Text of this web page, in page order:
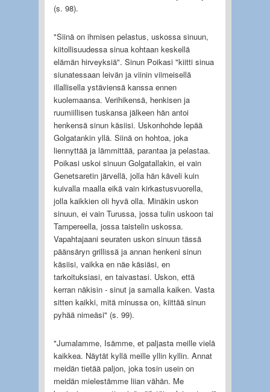
(s. 98).
"Siinä on ihmisen pelastus, uskossa sinuun,
kiitollisuudessa sinua kohtaan keskellä
elämän hirveyksiä". Sinun Poikasi "kiitti sinua
siunatessaan leivän ja viinin viimeisellä
illallisella ystäviensä kanssa ennen
kuolemaansa. Verihikensä, henkisen ja
ruumiillisen tuskansa jälkeen hän antoi
henkensä sinun käsiisi. Uskonhohde lepää
Golgatankin yllä. Siinä on hohtoa, joka
liennyttää ja lämmittää, parantaa ja pelastaa.
Poikasi uskoi sinuun Golgatallakin, ei vain
Genetsaretin järvellä, jolla hän käveli kuin
kuivalla maalla eikä vain kirkastusvuorella,
jolla kaikkien oli hyvä olla. Minäkin uskon
sinuun, ei vain Turussa, jossa tulin uskoon tai
Tampereella, jossa taistelin uskossa.
Vapahtajaani seuraten uskon sinuun tässä
päänsäryn grillissä ja annan henkeni sinun
käsiisi, vaikka en näe käsiäsi, en
tarkoituksiasi, en taivastasi. Uskon, että
kerran näkisin - sinut ja samalla kaiken. Vasta
sitten kaikki, mitä minussa on, kiittää sinun
pyhää nimeäsi" (s. 99).
"Jumalamme, Isämme, et paljasta meille vielä
kaikkea. Näytät kyllä meille yllin kyllin. Annat
meidän tietää paljon, joka tosin usein on
meidän mielestämme liian vähän. Me